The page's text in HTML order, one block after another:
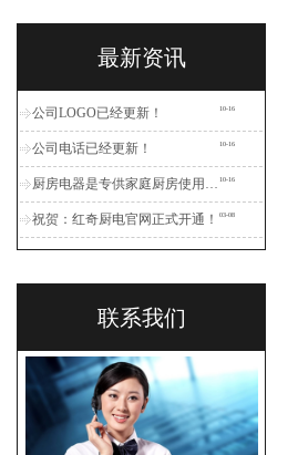
最新资讯
公司LOGO已经更新！ 10-16
公司电话已经更新！ 10-16
厨房电器是专供家庭厨房使用的一类家用电器 10-16
祝贺：红奇厨电官网正式开通！ 03-08
联系我们